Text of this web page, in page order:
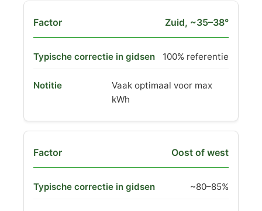
Zuid, ~35–38°
100% referentie
Vaak optimaal voor max
kWh
Oost of west
~80–85%